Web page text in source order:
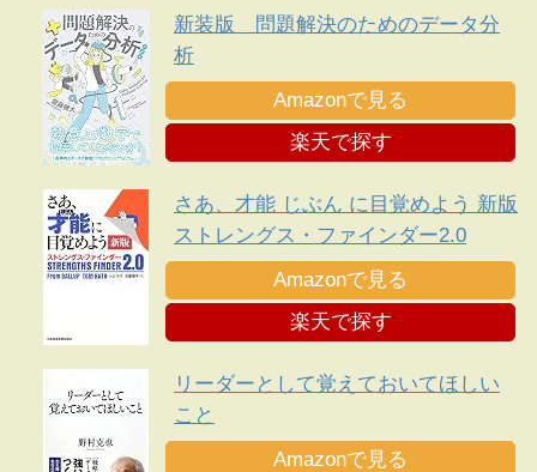
新装版 問題解決のためのデータ分
析
Amazonで見る
楽天で探す
さあ、才能 じぶん に目覚めよう 新版
ストレングス・ファインダー2.0
Amazonで見る
楽天で探す
リーダーとして覚えておいてほしい
こと
Amazonで見る